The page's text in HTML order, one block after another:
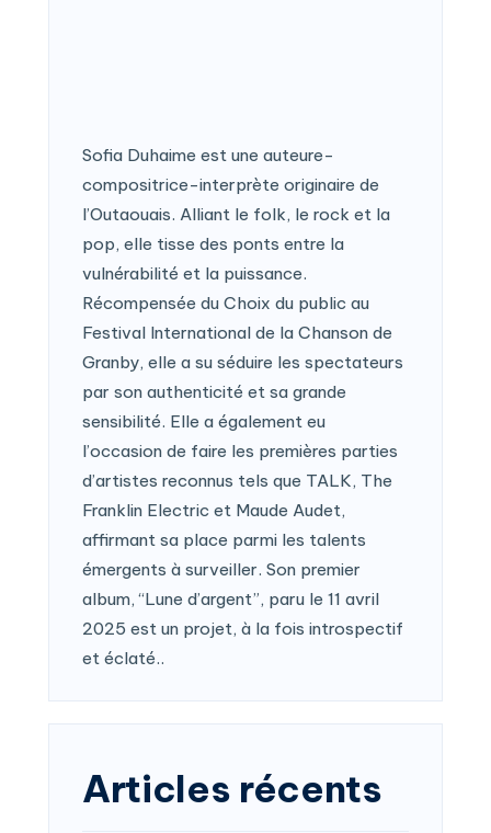
Sofia Duhaime est une auteure-
compositrice-interprète originaire de
l’Outaouais. Alliant le folk, le rock et la
pop, elle tisse des ponts entre la
vulnérabilité et la puissance.
Récompensée du Choix du public au
Festival International de la Chanson de
Granby, elle a su séduire les spectateurs
par son authenticité et sa grande
sensibilité. Elle a également eu
l’occasion de faire les premières parties
d’artistes reconnus tels que TALK, The
Franklin Electric et Maude Audet,
affirmant sa place parmi les talents
émergents à surveiller. Son premier
album, “Lune d’argent”, paru le 11 avril
2025 est un projet, à la fois introspectif
et éclaté..
Articles récents